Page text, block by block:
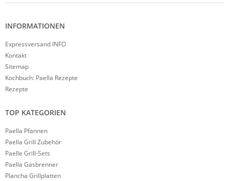
INFORMATIONEN
Expressversand INFO
Kontakt
Sitemap
Kochbuch: Paella Rezepte
Rezepte
TOP KATEGORIEN
Paella Pfannen
Paella Grill Zubehör
Paelle Grill-Sets
Paella Gasbrenner
Plancha Grillplatten